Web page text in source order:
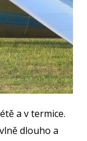
a v termice.
dlouho a